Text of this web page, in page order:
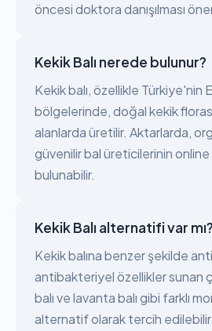
öncesi doktora danışılması
Kekik Balı nerede bulunur?
Kekik balı, özellikle Türkiye'nin
bölgelerinde, doğal kekik
alanlarda üretilir. Aktarlarda,
güvenilir bal üreticilerinin online
bulunabilir.
Kekik Balı alternatifi var mı?
Kekik balına benzer şekilde
antibakteriyel özellikler sunan
balı ve lavanta balı gibi farklı
alternatif olarak tercih